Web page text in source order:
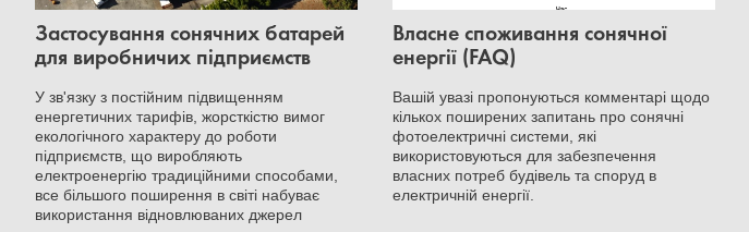
Застосування сонячних батарей
для виробничих підприємств
У зв'язку з постійним підвищенням
енергетичних тарифів, жорсткістю вимог
екологічного характеру до роботи
підприємств, що виробляють
електроенергію традиційними способами,
все більшого поширення в світі набуває
використання відновлюваних джерел
Власне споживання сонячної
енергії (FAQ)
Вашій увазі пропонуються комментарі щодо
кількох поширених запитань про сонячні
фотоелектричні системи, які
використовуються для забезпечення
власних потреб будівель та споруд в
електричній енергії.